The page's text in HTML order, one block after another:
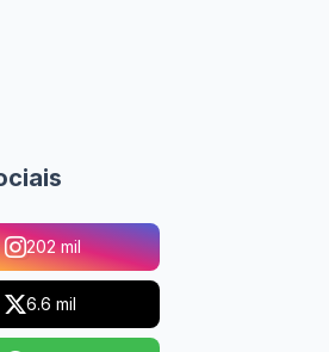
202 mil
6.6 mil